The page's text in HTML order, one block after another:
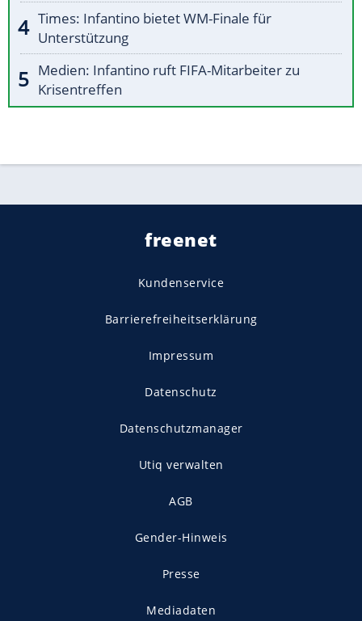
Times: Infantino bietet WM-Finale für
Unterstützung
Medien: Infantino ruft FIFA-Mitarbeiter zu
Krisentreffen
freenet
Kundenservice
Barrierefreiheitserklärung
Impressum
Datenschutz
Datenschutzmanager
Utiq verwalten
AGB
Gender-Hinweis
Presse
Mediadaten